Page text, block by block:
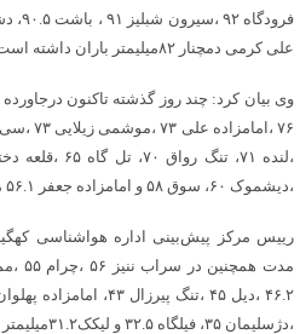
علی کرمی دمچنار ۸۲میلیمتر باران داشته است.
،دیشموک ۶۰، سوق ۵۸ و امامزاده جعفر ۵۶.۱ میلیمتر باران باریده است.
رییس مرکز پیش‌بینی اداره هواشناسی
،دژسلیمان ۳۵، فیلگاه ۳۲.۵ و لیکک۳۱.۲میلیمتر باران گزارش شده است.